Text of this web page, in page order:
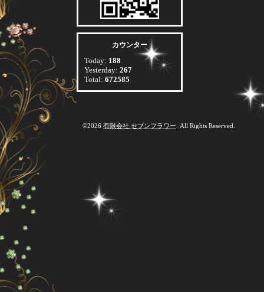
カウンター
Today: 188
Yesterday: 267
Total: 672585
©2026 有限会社 セブンフラワー . All Rights Reserved.